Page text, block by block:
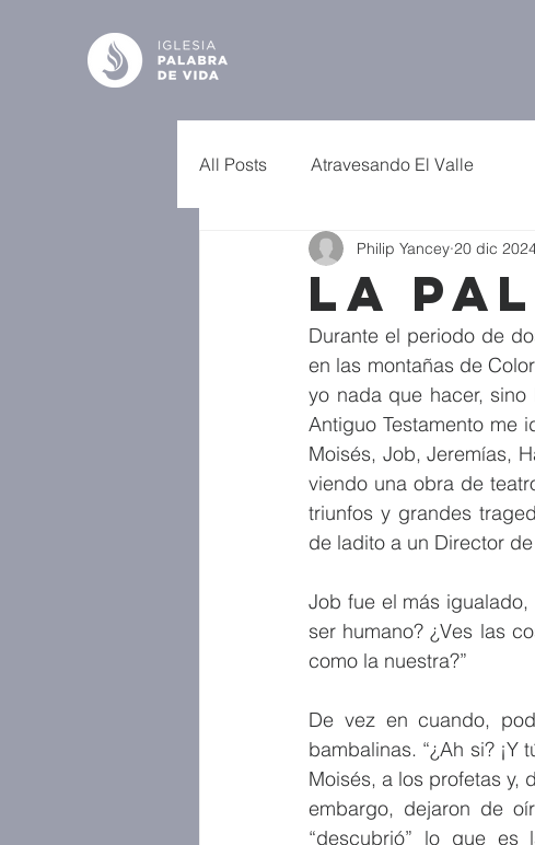
All Posts Atravesando El Valle
La
Philip Yancey 20 dic
Durante el periodo de
en las montañas de
yo nada que hacer,
Antiguo Testamento me
Moisés, Job, Jeremías,
viendo una obra de
triunfos y grandes
de ladito a un Director
Job fue el más
ser humano? ¿Ves las
como la nuestra?”
De vez en cuando,
bambalinas. “¿Ah si?
Moisés, a los profetas y,
embargo, dejaron de
“descubrió” lo que